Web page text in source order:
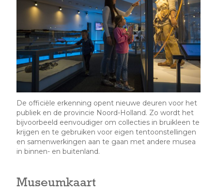
De officiële erkenning opent nieuwe deuren voor het
publiek en de provincie Noord-Holland. Zo wordt het
bijvoorbeeld eenvoudiger om collecties in bruikleen te
krijgen en te gebruiken voor eigen tentoonstellingen
en samenwerkingen aan te gaan met andere musea
in binnen- en buitenland.
Museumkaart